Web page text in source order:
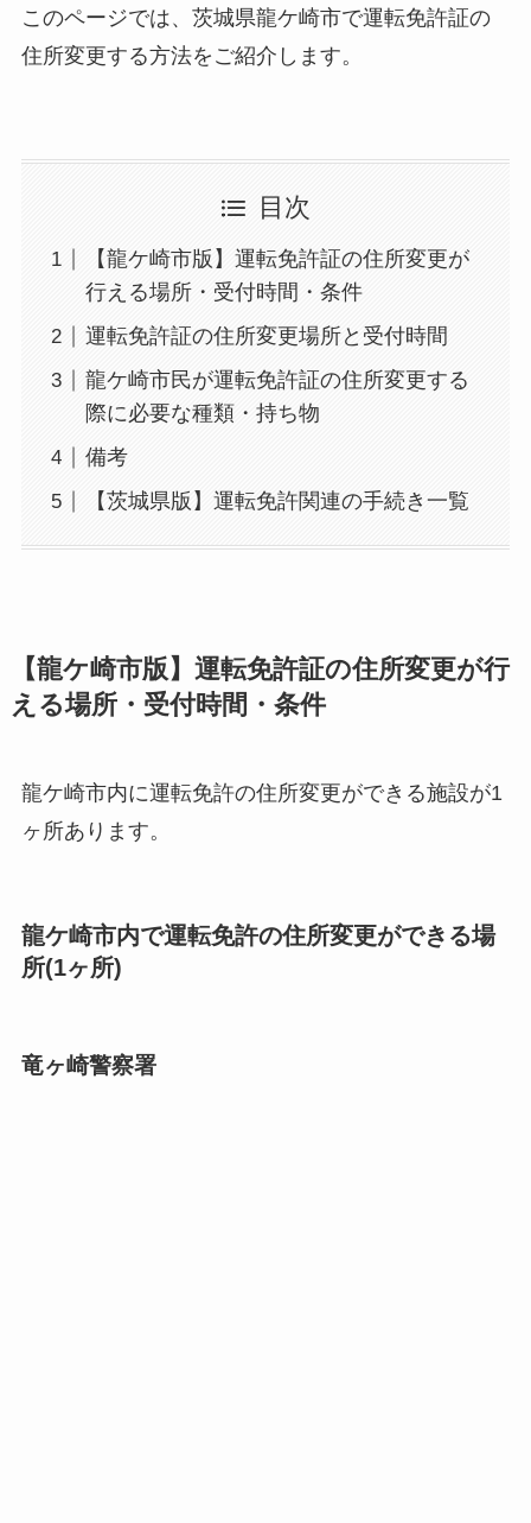
このページでは、茨城県龍ケ崎市で運転免許証の
住所変更する方法をご紹介します。
目次
【龍ケ崎市版】運転免許証の住所変更が
行える場所・受付時間・条件
運転免許証の住所変更場所と受付時間
龍ケ崎市民が運転免許証の住所変更する
際に必要な種類・持ち物
備考
【茨城県版】運転免許関連の手続き一覧
【龍ケ崎市版】運転免許証の住所変更が行
える場所・受付時間・条件
龍ケ崎市内に運転免許の住所変更ができる施設が1
ヶ所あります。
龍ケ崎市内で運転免許の住所変更ができる場
所(1ヶ所)
竜ヶ崎警察署